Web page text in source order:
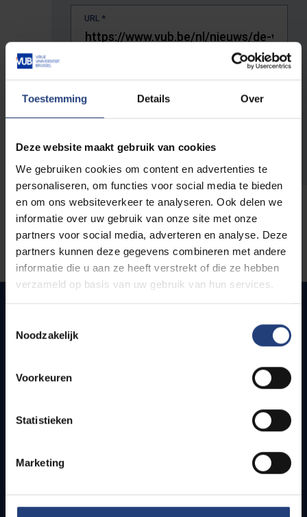
Toestemming Details Over
Deze website maakt gebruik van cookies
We gebruiken cookies om content en advertenties te
personaliseren, om functies voor social media te bieden
en om ons websiteverkeer te analyseren. Ook delen we
informatie over uw gebruik van onze site met onze
partners voor social media, adverteren en analyse. Deze
partners kunnen deze gegevens combineren met andere
informatie die u aan ze heeft verstrekt of die ze hebben
verzameld op basis van uw gebruik van hun services.
Noodzakelijk
Voorkeuren
Statistieken
Marketing
URL *
De volledige URL van de pagina waar je de fout zag.
Snel naar
Bereikbaarheid